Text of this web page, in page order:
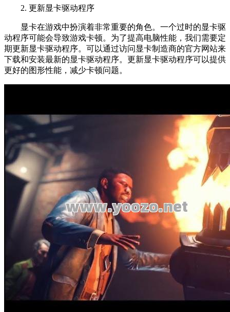
2. 更新显卡驱动程序
显卡在游戏中扮演着非常重要的角色。一个过时的显卡驱
动程序可能会导致游戏卡顿。为了提高电脑性能，我们需要定
期更新显卡驱动程序。可以通过访问显卡制造商的官方网站来
下载和安装最新的显卡驱动程序。更新显卡驱动程序可以提供
更好的图形性能，减少卡顿问题。